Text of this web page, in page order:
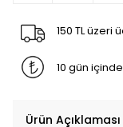
150 TL üzeri
10 gün
Ürün Açıklaması